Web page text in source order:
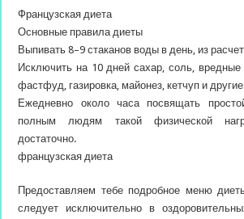
Французская диета
Основные правила диеты
Выпивать 8–9 стаканов воды в день, из
Исключить на 10 дней сахар, соль, вредные
фастфуд, газировка, майонез, кетчуп и
Ежедневно около часа посвящать
полным людям такой физической
достаточно.
французская диета
Предоставляем тебе подробное меню
следует исключительно в